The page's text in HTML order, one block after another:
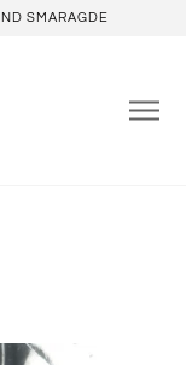
SMARAGDE